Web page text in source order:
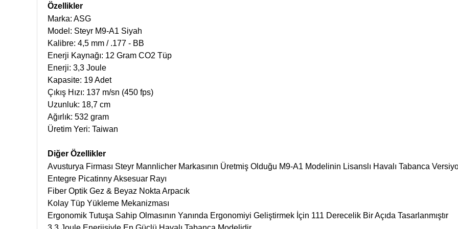
Özellikler
Marka: ASG
Model: Steyr M9-A1 Siyah
Kalibre: 4,5 mm / .177 - BB
Enerji Kaynağı: 12 Gram CO2 Tüp
Enerji: 3,3 Joule
Kapasite: 19 Adet
Çıkış Hızı: 137 m/sn (450 fps)
Uzunluk: 18,7 cm
Ağırlık: 532 gram
Üretim Yeri: Taiwan
Diğer Özellikler
Avusturya Firması Steyr Mannlicher Markasının Üretmiş Olduğu M9-A1 Modelinin Lisanslı Havalı Tabanca
Entegre Picatinny Aksesuar Rayı
Fiber Optik Gez & Beyaz Nokta Arpacık
Kolay Tüp Yükleme Mekanizması
Ergonomik Tutuşa Sahip Olmasının Yanında Ergonomiyi Geliştirmek İçin 111 Derecelik Bir Açıda Tasarlanmıştır